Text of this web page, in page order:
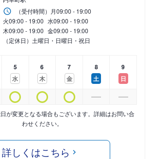
（受付時間） 月09:00 - 19:00
火09:00 - 19:00 水09:00 - 19:00
木09:00 - 19:00 金09:00 - 19:00
（定休日）土曜日・日曜日・祝日
5
水
6
木
7
金
8
土
9
日
が変更となる場合もございます。詳細はお問い合
わせください。
詳しくはこちら